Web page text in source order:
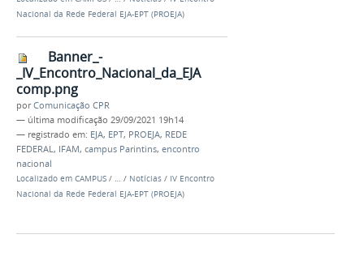
Nacional da Rede Federal EJA-EPT (PROEJA)
Banner_-
_IV_Encontro_Nacional_da_EJA
comp.png
porComunicação CPR
— última modificação 29/09/2021 19h14
— registrado em: EJA, EPT, PROEJA, REDE
FEDERAL, IFAM, campus Parintins, encontro
nacional
Localizado em CAMPUS / … / Notícias / IV Encontro
Nacional da Rede Federal EJA-EPT (PROEJA)